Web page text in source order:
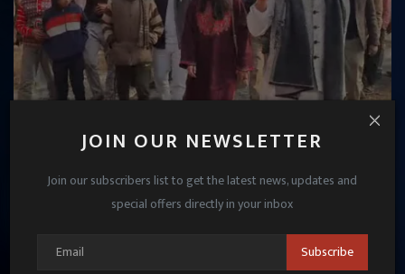
JOIN OUR NEWSLETTER
Join our subscribers list to get the latest news, updates and
special offers directly in your inbox
Subscribe
फतेहपुर: बदहाली की भेंट चढ़ा CHC, निरीक्षण में फूटा विधायक
का गुस्सा; डिप्टी...
Jan 6, 2026